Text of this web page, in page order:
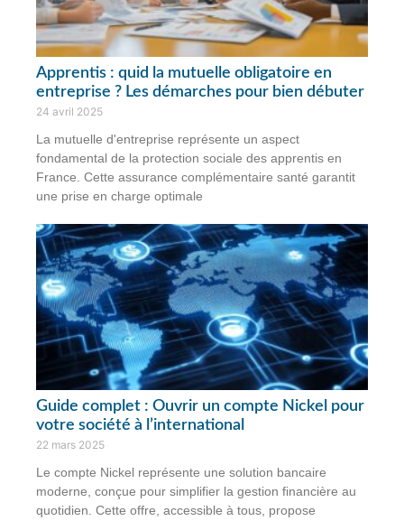
Apprentis : quid la mutuelle obligatoire en
entreprise ? Les démarches pour bien débuter
24 avril 2025
La mutuelle d'entreprise représente un aspect
fondamental de la protection sociale des apprentis en
France. Cette assurance complémentaire santé garantit
une prise en charge optimale
Guide complet : Ouvrir un compte Nickel pour
votre société à l’international
22 mars 2025
Le compte Nickel représente une solution bancaire
moderne, conçue pour simplifier la gestion financière au
quotidien. Cette offre, accessible à tous, propose